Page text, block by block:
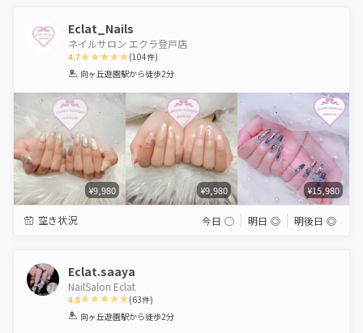
Eclat_Nails
ネイルサロン エクラ登戸店
4.7
1 2 3 4 5
(104件)
向ヶ丘遊園駅から徒歩2分
¥9,980 ¥9,980 ¥15,980
空き状況 今日 ◯ 明日 ◎ 明後日 ◎
Eclat.saaya
NailSalon Eclat
4.5
1 2 3 4 5
(63件)
向ヶ丘遊園駅から徒歩2分